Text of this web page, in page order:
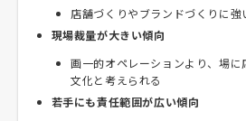
店舗づくりやブランドづくりに強
現場裁量が大きい傾向
画一的オペレーションより、場に
文化と考えられる
若手にも責任範囲が広い傾向